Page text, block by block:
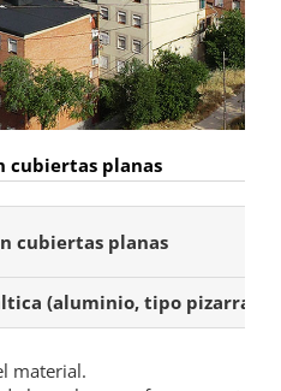
cubiertas planas
cubiertas planas
(aluminio, tipo pizarra,
material.